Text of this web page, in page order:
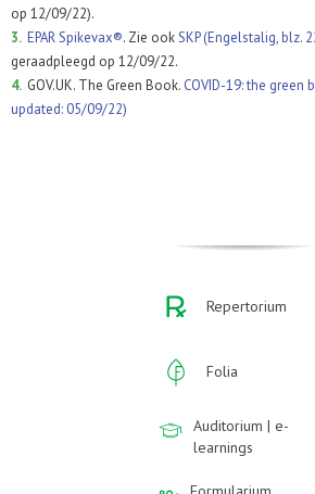
op 12/09/22).
3. EPAR Spikevax®. Zie ookSKP (Engelstalig, blz.
geraadpleegd op 12/09/22.
4. GOV.UK. The Green Book. COVID-19: the green
updated: 05/09/22)
Repertorium
Folia
Auditorium | e-
learnings